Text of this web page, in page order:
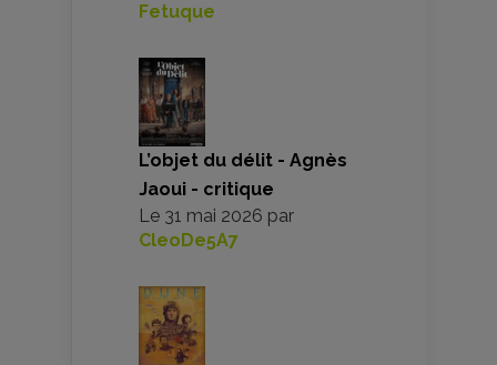
Fetuque
L’objet du délit - Agnès
Jaoui - critique
Le 31 mai 2026 par
CleoDe5A7